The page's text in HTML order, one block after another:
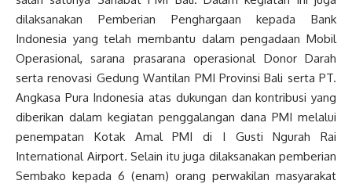
dilaksanakan Pemberian Penghargaan kepada Bank
Indonesia yang telah membantu dalam pengadaan Mobil
Operasional, sarana prasarana operasional Donor Darah
serta renovasi Gedung Wantilan PMI Provinsi Bali serta PT.
Angkasa Pura Indonesia atas dukungan dan kontribusi yang
diberikan dalam kegiatan penggalangan dana PMI melalui
penempatan Kotak Amal PMI di I Gusti Ngurah Rai
International Airport. Selain itu juga dilaksanakan pemberian
Sembako kepada 6 (enam) orang perwakilan masyarakat